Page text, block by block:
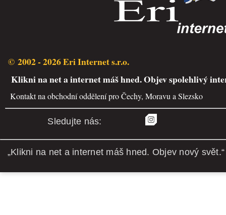
© 2002 - 2026 Eri Internet s.r.o.
Klikni na net a internet máš hned. Objev spolehlivý
Kontakt na obchodní oddělení pro Čechy, Moravu a Slezsko
Sledujte nás:
„Klikni na net a internet máš hned. Objev nový svět.“